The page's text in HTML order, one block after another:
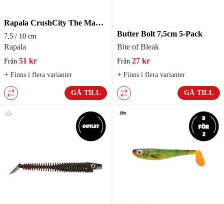
Rapala CrushCity The Mayor Jigg
7,5 / 10 cm
Rapala
Från 51 kr
+ Finns i flera varianter
GÅ TILL
Butter Bolt 7,5cm 5-Pack
Bite of Bleak
Från 27 kr
+ Finns i flera varianter
GÅ TILL